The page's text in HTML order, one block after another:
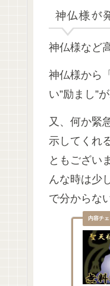
神仏様が
神仏様など
神仏様から
い”励まし”
又、何か緊
示してくれ
ともござい
んな時は少
で分からな